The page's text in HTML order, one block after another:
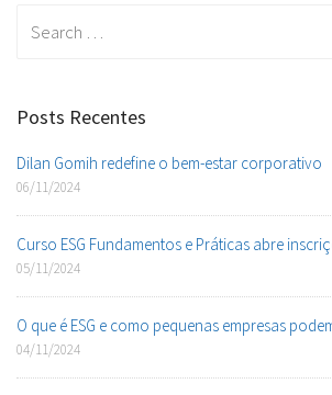
Posts Recentes
Dilan Gomih redefine o bem-estar corporativo
06/11/2024
Curso ESG Fundamentos e Práticas abre
05/11/2024
O que é ESG e como pequenas empresas
04/11/2024